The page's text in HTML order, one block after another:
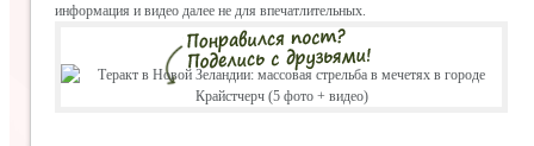
информация и видео далее не для впечатлительных.